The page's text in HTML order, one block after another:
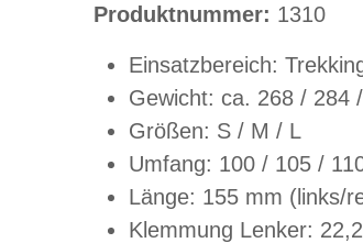
Produktnummer: 1310
Einsatzbereich:
Gewicht: ca. 268 / 284
Größen: S / M / L
Umfang: 100 / 105 /
Länge: 155 mm (links/
Klemmung Lenker: